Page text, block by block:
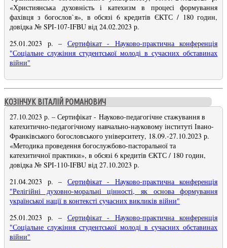
«Християнська духовність і катехизм в процесі формування
фахівця з богослов`я», в обсязі 6 кредитів ЄКТС / 180 годин,
довідка № SPI-107-IFBU від 24.02.2023 р.
25.01.2023 р. – Сертифікат - Науково-практична конференція
"Соціальне служіння студентської молоді в сучасних обставинах
війни"
КОЗІНЧУК ВІТАЛІЙ РОМАНОВИЧ
27.10.2023 р. – Сертифікат - Науково-педагогічне стажування в
катехитично-педагогічному навчально-науковому інституті Івано-
Франківського богословського університету, 18.09.-27.10.2023 р.
«Методика проведення богослужбово-пасторальної та
катехитичної практики», в обсязі 6 кредитів ЄКТС / 180 годин,
довідка № SPI-110-IFBU від 27.10.2023 р.
21.04.2023 р.– Сертифікат - Науково-практична конференція
"Релігійні духовно-моральні цінності, як основа формування
української нації в контексті сучасних викликів війни"
25.01.2023 р. – Сертифікат - Науково-практична конференція
"Соціальне служіння студентської молоді в сучасних обставинах
війни"